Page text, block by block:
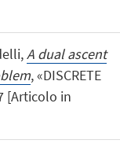
A dual ascent
, «DISCRETE
[Articolo in